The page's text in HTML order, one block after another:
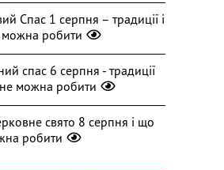
Спас 1 серпня – традиції і
робити
спас 6 серпня - традиції
можна робити
свято 8 серпня і що
робити